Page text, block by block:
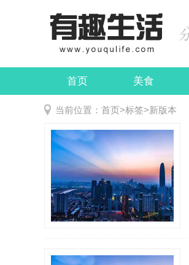
首页 美食
娱乐 民俗
当前位置： 首页>标签>新版本